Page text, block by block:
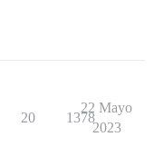
20 1378
22 Mayo
2023